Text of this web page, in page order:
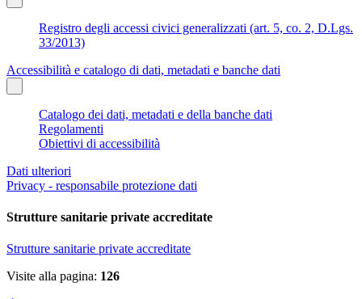
Registro degli accessi civici generalizzati (art. 5, co. 2, D.Lgs.
33/2013)
Accessibilità e catalogo di dati, metadati e banche dati
Catalogo dei dati, metadati e della banche dati
Regolamenti
Obiettivi di accessibilità
Dati ulteriori
Privacy - responsabile protezione dati
Strutture sanitarie private accreditate
Strutture sanitarie private accreditate
Visite alla pagina: 126